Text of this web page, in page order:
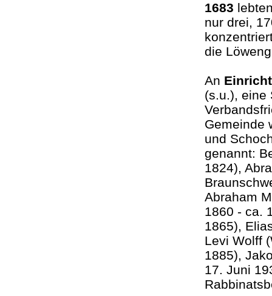
1683
nur drei,
die
An
(s.u.), eine
Gemeinde
und
genannt:
1824),
Abraham
1860 - ca.
1865),
Levi Wolff
1885),
17. Juni